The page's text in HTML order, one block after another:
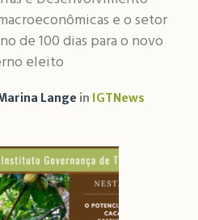
e o setor
de 100 dias para o novo
eleito
Lange in IGTNews